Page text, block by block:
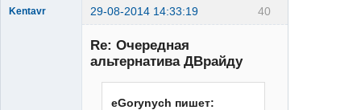
40
Kentavr 29-08-2014 14:33:19
Re: Очередная
альтернатива ДВрайду
eGorynych пишет: